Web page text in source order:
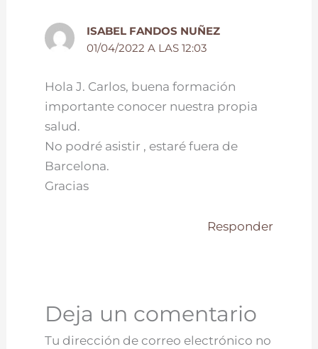
ISABEL FANDOS NUÑEZ
01/04/2022 A LAS 12:03
Hola J. Carlos, buena formación
importante conocer nuestra propia
salud.
No podré asistir , estaré fuera de
Barcelona.
Gracias
Responder
Deja un comentario
Tu dirección de correo electrónico no